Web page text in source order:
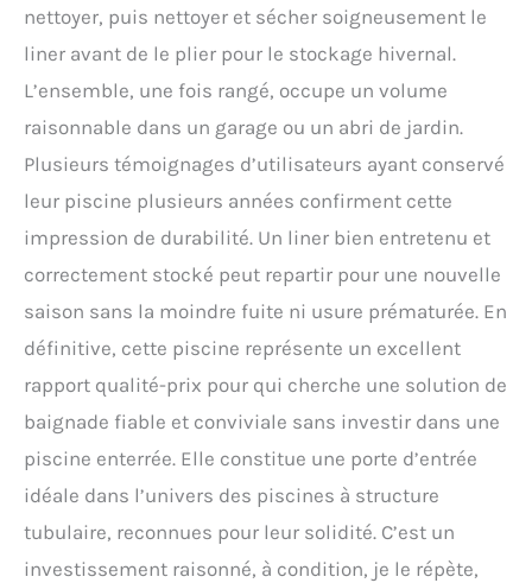
nettoyer, puis nettoyer et sécher soigneusement le
liner avant de le plier pour le stockage hivernal.
L’ensemble, une fois rangé, occupe un volume
raisonnable dans un garage ou un abri de jardin.
Plusieurs témoignages d’utilisateurs ayant conservé
leur piscine plusieurs années confirment cette
impression de durabilité. Un liner bien entretenu et
correctement stocké peut repartir pour une nouvelle
saison sans la moindre fuite ni usure prématurée. En
définitive, cette piscine représente un excellent
rapport qualité-prix pour qui cherche une solution de
baignade fiable et conviviale sans investir dans une
piscine enterrée. Elle constitue une porte d’entrée
idéale dans l’univers des piscines à structure
tubulaire, reconnues pour leur solidité. C’est un
investissement raisonné, à condition, je le répète,